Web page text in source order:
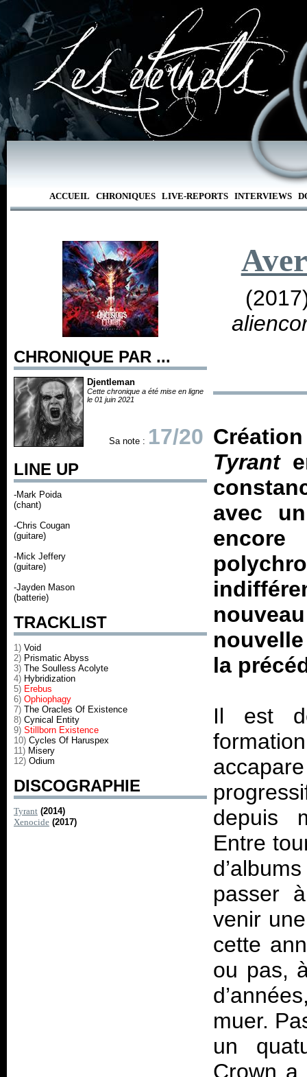
ACCUEIL CHRONIQUES LIVE-REPORTS INTERVIEWS
CHRONIQUE PAR ...
Djentleman
Cette chronique a été mise en ligne
le 01 juin 2021
Sa note : 17/20
LINE UP
-Mark Poida
(chant)
-Chris Cougan
(guitare)
-Mick Jeffery
(guitare)
-Jayden Mason
(batterie)
TRACKLIST
1) Void
2) Prismatic Abyss
3) The Soulless Acolyte
4) Hybridization
5) Erebus
6) Ophiophagy
7) The Oracles Of Existence
8) Cynical Entity
9) Stillborn Existence
10) Cycles Of Haruspex
11) Misery
12) Odium
DISCOGRAPHIE
Tyrant (2014)
Xenocide (2017)
Tyrant
avec
la
Il est
depuis
Entre
passer
venir
cette
ou pas,
muer.
un
Crown a